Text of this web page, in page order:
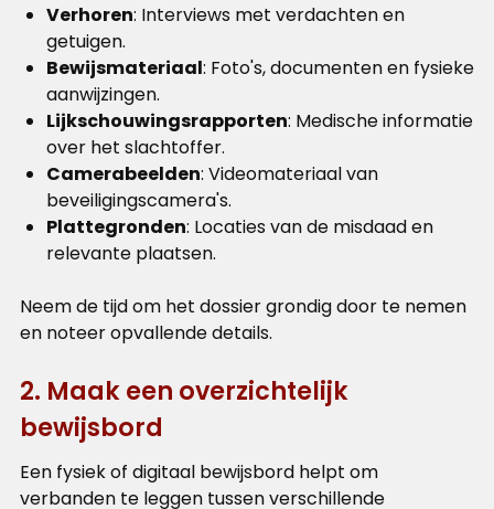
Verhoren: Interviews met verdachten en
getuigen.
Bewijsmateriaal: Foto's, documenten en fysieke
aanwijzingen.
Lijkschouwingsrapporten: Medische informatie
over het slachtoffer.
Camerabeelden: Videomateriaal van
beveiligingscamera's.
Plattegronden: Locaties van de misdaad en
relevante plaatsen.
Neem de tijd om het dossier grondig door te nemen
en noteer opvallende details.
2. Maak een overzichtelijk
bewijsbord
Een fysiek of digitaal bewijsbord helpt om
verbanden te leggen tussen verschillende